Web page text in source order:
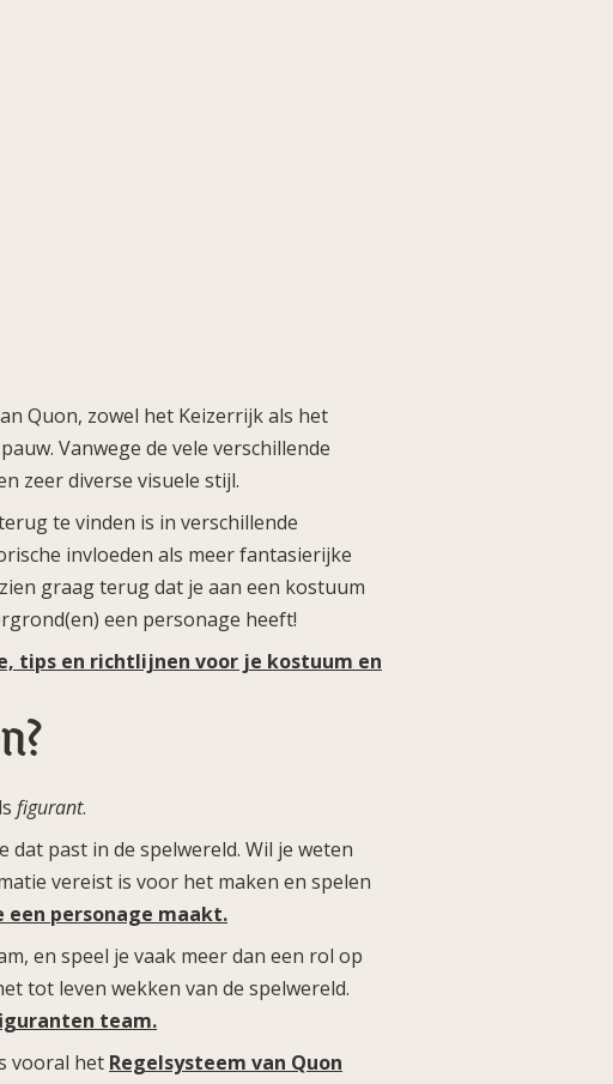
Quon, zowel het Keizerrijk als het
Vanwege de vele verschillende
zeer diverse visuele stijl.
te vinden is in verschillende
invloeden als meer fantasierijke
graag terug dat je aan een kostuum
een personage heeft!
tips en richtlijnen voor je kostuum en
figurant.
dat past in de spelwereld. Wil je weten
vereist is voor het maken en spelen
een personage maakt.
en speel je vaak meer dan een rol op
tot leven wekken van de spelwereld.
team.
vooral het Regelsysteem van Quon